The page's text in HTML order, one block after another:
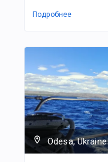
Подробнее
Odesa, Ukraine